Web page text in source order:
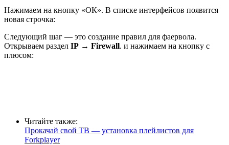
Нажимаем на кнопку «ОК». В списке интерфейсов появится
новая строчка:
Следующий шаг — это создание правил для фаервола.
Открываем раздел IP → Firewall. и нажимаем на кнопку с
плюсом:
Читайте также:
Прокачай свой ТВ — установка плейлистов для
Forkplayer